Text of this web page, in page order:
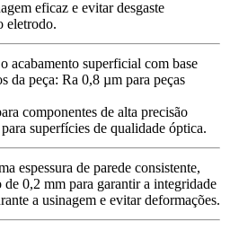
eficaz e evitar desgaste
eletrodo.
acabamento superficial com base
da peça: Ra 0,8 µm para peças
componentes de alta precisão
superfícies de qualidade óptica.
espessura de parede consistente,
0,2 mm para garantir a integridade
a usinagem e evitar deformações.